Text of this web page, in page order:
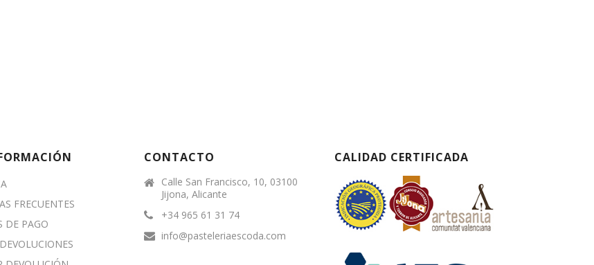
FRECUENTES
DE PAGO
CONTACTO
Calle San Francisco, 10, 03100
Jijona, Alicante
+34 965 61 31 74
info@pasteleriaescoda.com
CALIDAD CERTIFICADA